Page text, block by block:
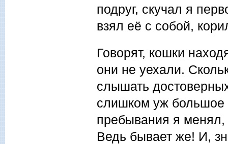
подруг, скучал я
взял её с собой,
Говорят, кошки
они не уехали.
слышать
слишком уж большое
пребывания я
Ведь бывает